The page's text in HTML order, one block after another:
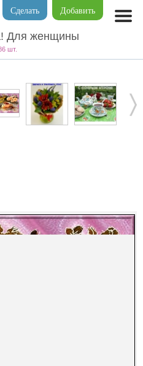
Добавить
Сделать
Для женщины
шт.